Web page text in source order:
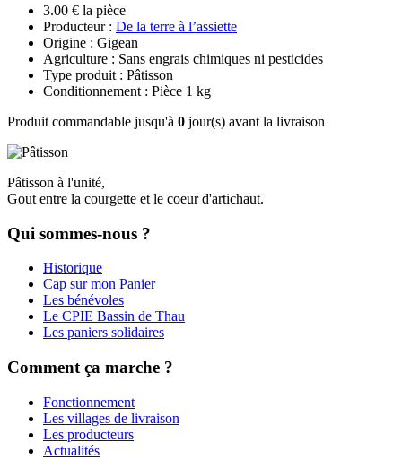
3.00 € la pièce
Producteur : De la terre à l’assiette
Origine : Gigean
Agriculture : Sans engrais chimiques ni pesticides
Type produit : Pâtisson
Conditionnement : Pièce 1 kg
Produit commandable jusqu'à 0 jour(s) avant la livraison
Pâtisson à l'unité,
Gout entre la courgette et le coeur d'artichaut.
Qui sommes-nous ?
Historique
Cap sur mon Panier
Les bénévoles
Le CPIE Bassin de Thau
Les paniers solidaires
Comment ça marche ?
Fonctionnement
Les villages de livraison
Les producteurs
Actualités